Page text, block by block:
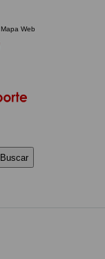
Mapa Web
Buscar